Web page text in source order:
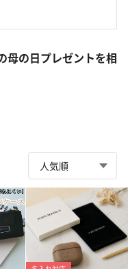
母の日プレゼントを相